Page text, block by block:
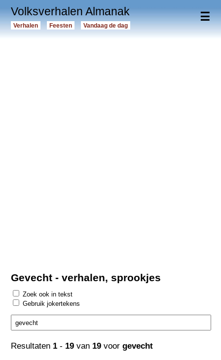
☰
Volksverhalen Almanak
Verhalen Feesten Vandaag de dag
Gevecht - verhalen, sprookjes
Zoek ook in tekst
Gebruik jokertekens
Resultaten 1 - 19 van 19 voorgevecht